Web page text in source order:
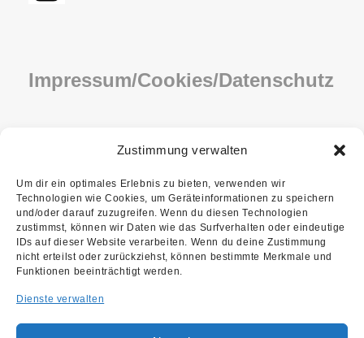
Zustimmung verwalten
Um dir ein optimales Erlebnis zu bieten, verwenden wir
Technologien wie Cookies, um Geräteinformationen zu speichern
und/oder darauf zuzugreifen. Wenn du diesen Technologien
zustimmst, können wir Daten wie das Surfverhalten oder eindeutige
IDs auf dieser Website verarbeiten. Wenn du deine Zustimmung
nicht erteilst oder zurückziehst, können bestimmte Merkmale und
Funktionen beeinträchtigt werden.
Dienste verwalten
Impressum/Cookies/Datenschutz
DATENSCHUTZ